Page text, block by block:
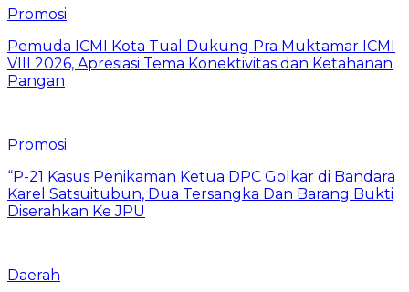
Promosi
Pemuda ICMI Kota Tual Dukung Pra Muktamar ICMI
VIII 2026, Apresiasi Tema Konektivitas dan Ketahanan
Pangan
Promosi
“P-21 Kasus Penikaman Ketua DPC Golkar di Bandara
Karel Satsuitubun, Dua Tersangka Dan Barang Bukti
Diserahkan Ke JPU
Daerah